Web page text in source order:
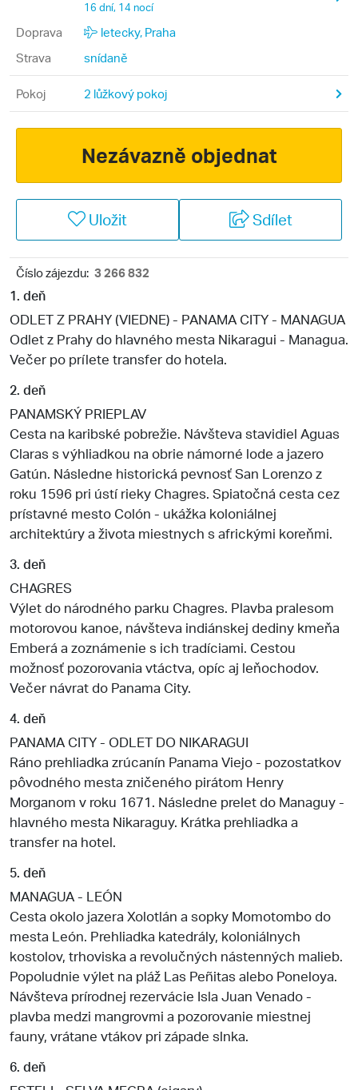
16 dní, 14 nocí
Doprava
letecky, Praha
Strava
snídaně
Pokoj 2 lůžkový pokoj
Nezávazně objednat
Uložit Sdílet
Číslo zájezdu: 3 266 832
1. deň
ODLET Z PRAHY (VIEDNE) - PANAMA CITY - MANAGUA
Odlet z Prahy do hlavného mesta Nikaragui - Managua.
Večer po prílete transfer do hotela.
2. deň
PANAMSKÝ PRIEPLAV
Cesta na karibské pobrežie. Návšteva stavidiel Aguas
Claras s výhliadkou na obrie námorné lode a jazero
Gatún. Následne historická pevnosť San Lorenzo z
roku 1596 pri ústí rieky Chagres. Spiatočná cesta cez
prístavné mesto Colón - ukážka koloniálnej
architektúry a života miestnych s africkými koreňmi.
3. deň
CHAGRES
Výlet do národného parku Chagres. Plavba pralesom
motorovou kanoe, návšteva indiánskej dediny kmeňa
Emberá a zoznámenie s ich tradíciami. Cestou
možnosť pozorovania vtáctva, opíc aj leňochodov.
Večer návrat do Panama City.
4. deň
PANAMA CITY - ODLET DO NIKARAGUI
Ráno prehliadka zrúcanín Panama Viejo - pozostatkov
pôvodného mesta zničeného pirátom Henry
Morganom v roku 1671. Následne prelet do Managuy -
hlavného mesta Nikaraguy. Krátka prehliadka a
transfer na hotel.
5. deň
MANAGUA - LEÓN
Cesta okolo jazera Xolotlán a sopky Momotombo do
mesta León. Prehliadka katedrály, koloniálnych
kostolov, trhoviska a revolučných nástenných malieb.
Popoludnie výlet na pláž Las Peñitas alebo Poneloya.
Návšteva prírodnej rezervácie Isla Juan Venado -
plavba medzi mangrovmi a pozorovanie miestnej
fauny, vrátane vtákov pri západe slnka.
6. deň